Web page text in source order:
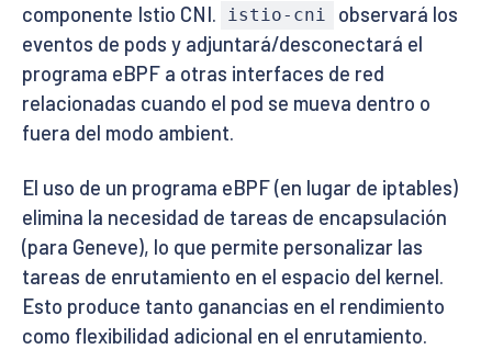
componente Istio CNI.
istio-cni
observará los
eventos de pods y adjuntará/desconectará el
programa eBPF a otras interfaces de red
relacionadas cuando el pod se mueva dentro o
fuera del modo ambient.
El uso de un programa eBPF (en lugar de iptables)
elimina la necesidad de tareas de encapsulación
(para Geneve), lo que permite personalizar las
tareas de enrutamiento en el espacio del kernel.
Esto produce tanto ganancias en el rendimiento
como flexibilidad adicional en el enrutamiento.